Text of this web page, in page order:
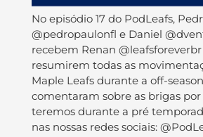
No episódio 17 do PodLeafs,
@pedropaulonfl e Daniel
recebem Renan
resumirem todas as
Maple Leafs durante a off-
comentaram sobre as brigas por
teremos durante a pré
nas nossas redes sociais: